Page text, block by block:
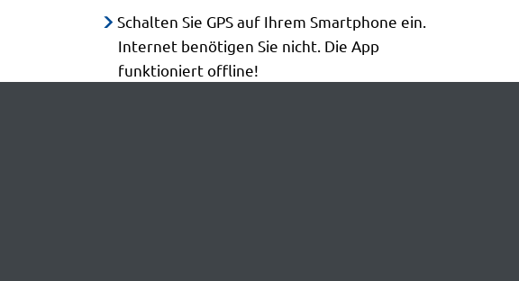
Schalten Sie GPS auf Ihrem Smartphone ein.
Internet benötigen Sie nicht. Die App
funktioniert offline!